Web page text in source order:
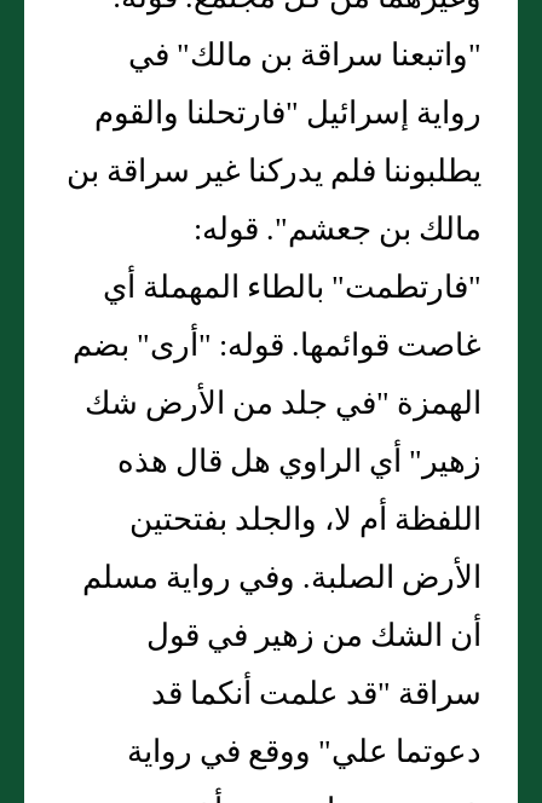
"واتبعنا سراقة بن مالك" في
رواية إسرائيل "فارتحلنا والقوم
يطلبوننا فلم يدركنا غير سراقة بن
مالك بن جعشم". قوله:
"فارتطمت" بالطاء المهملة أي
غاصت قوائمها. قوله: "أرى" بضم
الهمزة "في جلد من الأرض شك
زهير" أي الراوي هل قال هذه
اللفظة أم لا، والجلد بفتحتين
الأرض الصلبة. وفي رواية مسلم
أن الشك من زهير في قول
سراقة "قد علمت أنكما قد
دعوتما علي" ووقع في رواية